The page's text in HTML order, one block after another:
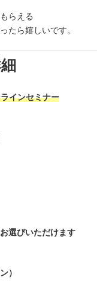
らえる
たら嬉しいです。
インセミナー
選びいただけます
）